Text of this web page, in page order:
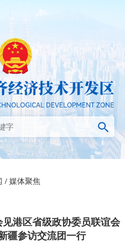
/媒体聚焦
港区省级政协委员联谊会
疆参访交流团一行